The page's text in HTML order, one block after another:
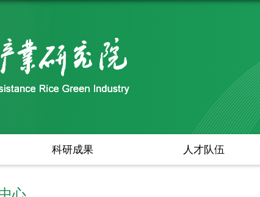
科研成果 人才队伍